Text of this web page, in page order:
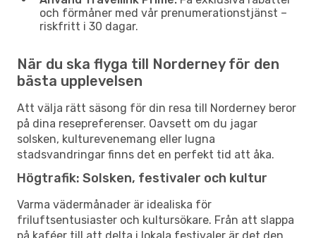
och förmåner med vår prenumerationstjänst –
riskfritt i 30 dagar.
När du ska flyga till Norderney för den
bästa upplevelsen
Att välja rätt säsong för din resa till Norderney beror
på dina resepreferenser. Oavsett om du jagar
solsken, kulturevenemang eller lugna
stadsvandringar finns det en perfekt tid att åka.
Högtrafik: Solsken, festivaler och kultur
Varma vädermånader är idealiska för
friluftsentusiaster och kultursökare. Från att slappa